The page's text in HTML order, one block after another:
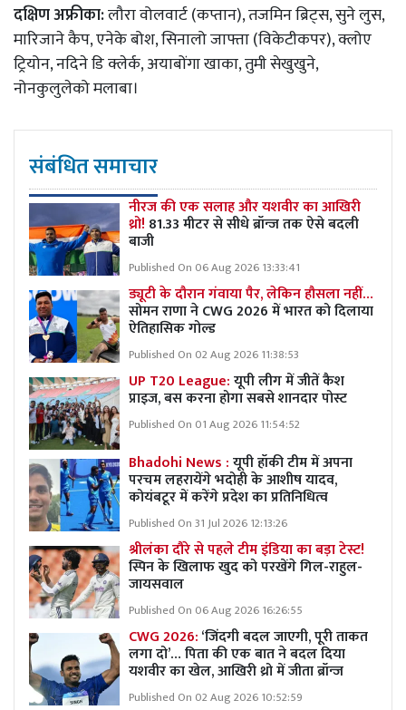
दक्षिण अफ्रीका:लौरा वोलवार्ट (कप्तान), तजमिन ब्रिट्स, सुने लुस,
मारिजाने कैप, एनेके बोश, सिनालो जाफ्ता (विकेटीकपर), क्लोए
ट्रियोन, नदिने डि क्लेर्क, अयाबोंगा खाका, तुमी सेखुखुने,
नोनकुलुलेको मलाबा।
संबंधित समाचार
नीरज की एक सलाह और यशवीर का आखिरी
थ्रो! 81.33 मीटर से सीधे ब्रॉन्ज तक ऐसे बदली
बाजी
Published On 06 Aug 2026 13:33:41
ड्यूटी के दौरान गंवाया पैर, लेकिन हौसला नहीं…
सोमन राणा ने CWG 2026 में भारत को दिलाया
ऐतिहासिक गोल्ड
Published On 02 Aug 2026 11:38:53
UP T20 League:यूपी लीग में जीतें कैश
प्राइज, बस करना होगा सबसे शानदार पोस्ट
Published On 01 Aug 2026 11:54:52
Bhadohi News :यूपी हॉकी टीम में अपना
परचम लहरायेंगे भदोही के आशीष यादव,
कोयंबटूर में करेंगे प्रदेश का प्रतिनिधित्व
Published On 31 Jul 2026 12:13:26
श्रीलंका दौरे से पहले टीम इंडिया का बड़ा टेस्ट!
स्पिन के खिलाफ खुद को परखेंगे गिल-राहुल-
जायसवाल
Published On 06 Aug 2026 16:26:55
CWG 2026:‘जिंदगी बदल जाएगी, पूरी ताकत
लगा दो’… पिता की एक बात ने बदल दिया
यशवीर का खेल, आखिरी थ्रो में जीता ब्रॉन्ज
Published On 02 Aug 2026 10:52:59